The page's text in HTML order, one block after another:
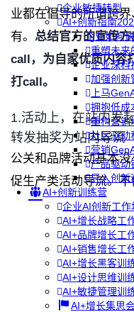
企业敏捷转型
AI+创新指南
企业如何
重塑未来
企业深科
加强创新
上马
拥抱低成
重构营销
社区驱动
营销
产品驱动
导入创新
AI+创新训练营
企业AI创新工作
AI+增长战略工
AI+品牌增长工
AI+销售增长工
AI+增长黑客训
AI+设计思维训
AI+敏捷管理训
AI+增长集思
业都在倡导的所谓跨
有。 总结官方的宣传
call，为自家优质内容
打call。
1.活动上，在站内发
转发抽奖为站内导流
公关和品牌活动基本
促生产类活动导流。不